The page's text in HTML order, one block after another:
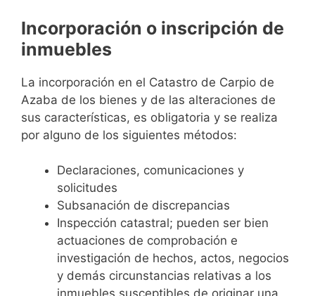
Incorporación o inscripción de
inmuebles
La incorporación en el Catastro de Carpio de
Azaba de los bienes y de las alteraciones de
sus características, es obligatoria y se realiza
por alguno de los siguientes métodos:
Declaraciones, comunicaciones y
solicitudes
Subsanación de discrepancias
Inspección catastral; pueden ser bien
actuaciones de comprobación e
investigación de hechos, actos, negocios
y demás circunstancias relativas a los